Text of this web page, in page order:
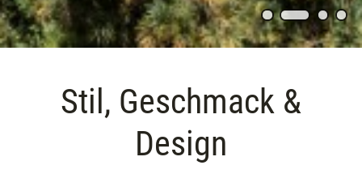
Stil, Geschmack &
Design